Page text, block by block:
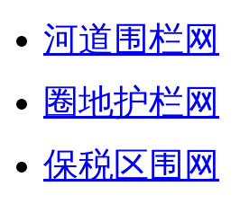
河道围栏网
圈地护栏网
保税区围网